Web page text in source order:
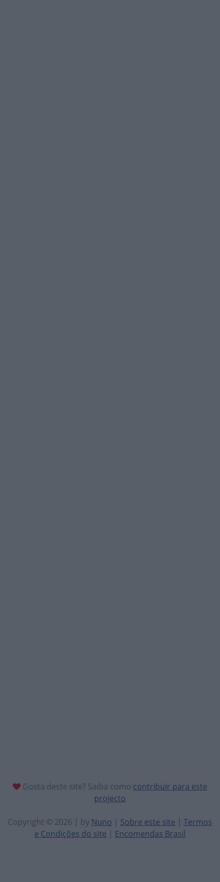
Gosta deste site? Saiba como contribuir para este
projecto
Copyright © 2026 | by Nuno | Sobre este site | Termos
e Condições do site | Encomendas Brasil